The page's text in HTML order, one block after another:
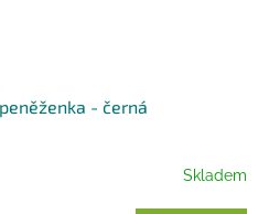
- černá
Skladem